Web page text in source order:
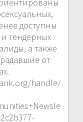
доступны
гендерных
а также
от
handle/